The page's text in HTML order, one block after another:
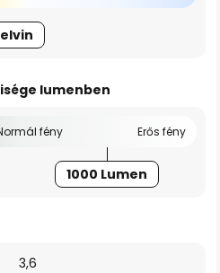
lumenben
fény Erős fény
1000 Lumen
3,6